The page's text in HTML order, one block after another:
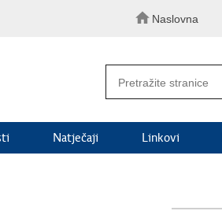
Naslovna
Natječaji Linkovi